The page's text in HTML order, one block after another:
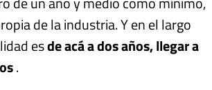
de la industria. Y en el largo
esde acá a dos años, llegar a
.